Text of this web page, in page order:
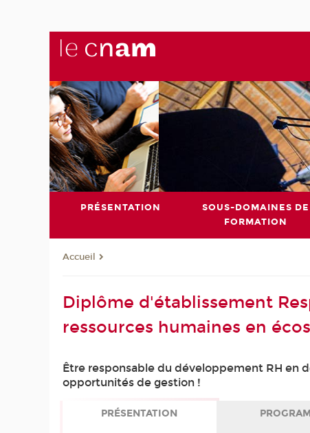
PRÉSENTATION
SOUS-DOMAINES DE
FORMATION
Accueil
Diplôme d'établissement
ressources humaines en
Être responsable du développement RH en
opportunités de gestion !
PRÉSENTATION